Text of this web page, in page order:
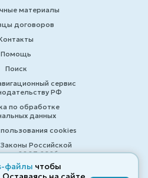
материалы
договоров
Помощь
Поиск
сервис
РФ
по обработке
данных
cookies
Российской
2007-2026
файлы чтобы